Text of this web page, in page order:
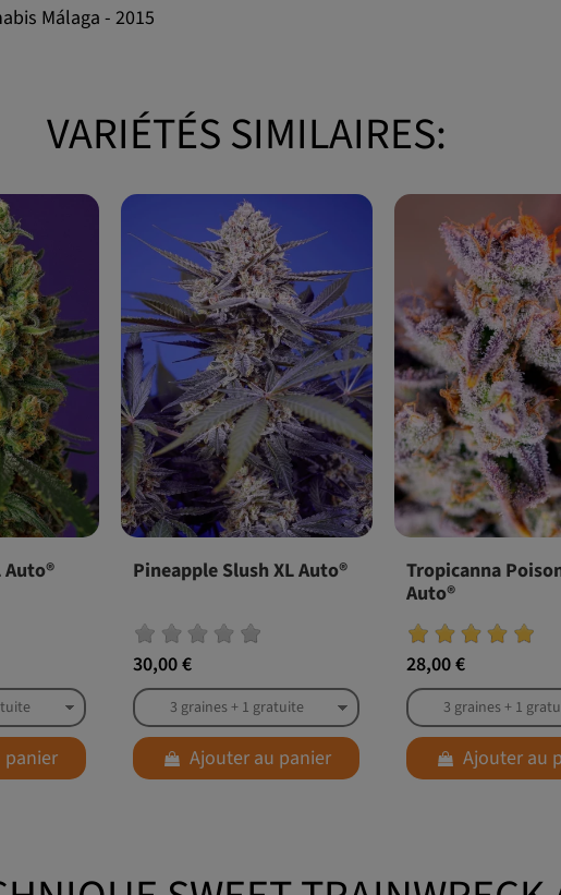
Málaga - 2015
VARIÉTÉS SIMILAIRES:
Auto®
panier
Pineapple Slush XL Auto®
30,00 €
Ajouter au panier
Tropicanna
Auto®
28,00 €
Ajouter au